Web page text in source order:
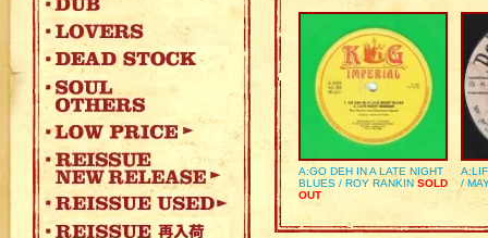
A:GO DEH IN A LATE NIGHT
BLUES / ROY RANKIN SOLD
OUT
/